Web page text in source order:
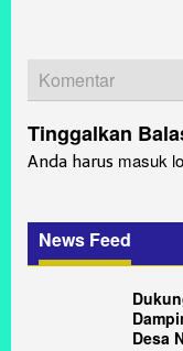
Komentar
Tinggalkan
Anda harus masuk
News Feed
Desa